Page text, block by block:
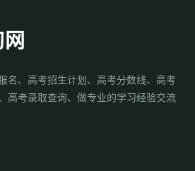
名、高考招生计划、高考分数线、高考
高考录取查询、做专业的学习经验交流